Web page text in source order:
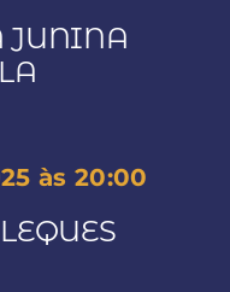
JUNINA
às 20:00